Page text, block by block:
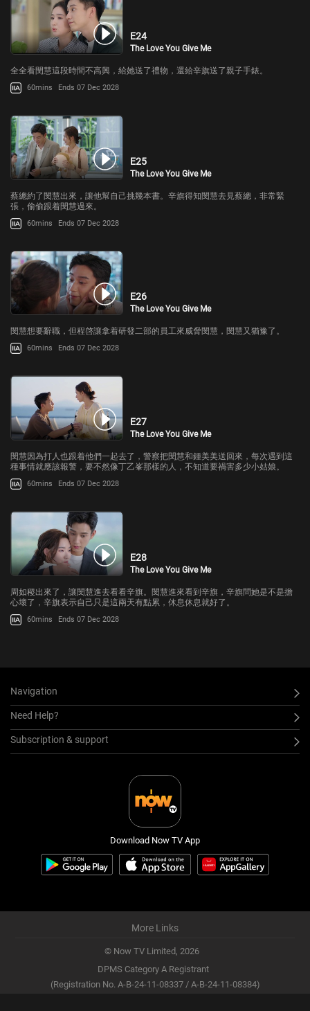
E24
The Love You Give Me
全全看閔慧這段時間不高興，給她送了禮物，還給辛旗送了親子手錶。
60mins Ends 07 Dec 2028
E25
The Love You Give Me
蔡總約了閔慧出來，讓他幫自己挑幾本書。辛旗得知閔慧去見蔡總，非常緊
張，偷偷跟着閔慧過來。
60mins Ends 07 Dec 2028
E26
The Love You Give Me
閔慧想要辭職，但程啓讓拿着研發二部的員工來威脅閔慧，閔慧又猶豫了。
60mins Ends 07 Dec 2028
E27
The Love You Give Me
閔慧因為打人也跟着他們一起去了，警察把閔慧和鍾美美送回來，每次遇到這
種事情就應該報警，要不然像丁乙峯那樣的人，不知道要禍害多少小姑娘。
60mins Ends 07 Dec 2028
E28
The Love You Give Me
周如稷出來了，讓閔慧進去看看辛旗。閔慧進來看到辛旗，辛旗問她是不是擔
心壞了，辛旗表示自己只是這兩天有點累，休息休息就好了。
60mins Ends 07 Dec 2028
Navigation
Need Help?
Subscription & support
Download Now TV App
More Links
© Now TV Limited, 2026
DPMS Category A Registrant
(Registration No. A-B-24-11-08337 / A-B-24-11-08384)